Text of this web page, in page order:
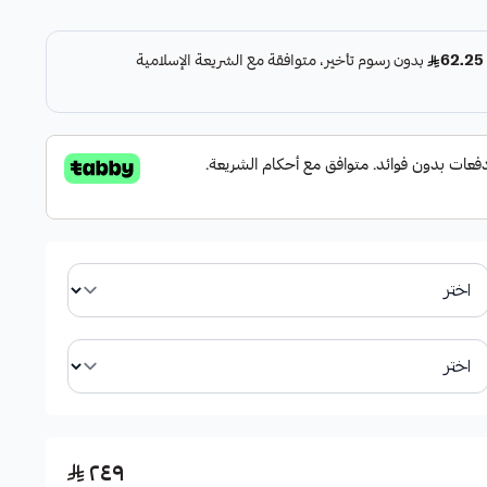
مزعجة.
٢٤٩